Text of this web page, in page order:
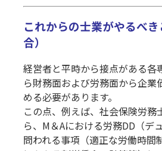
これからの士業がやるべ
合）
経営者と平時から接点がある各
ら財務面および労務面から企業
める必要があります。
この点、例えば、社会保険労務
ら、M＆Aにおける労務DD（デ
問われる事項（適正な労働時間